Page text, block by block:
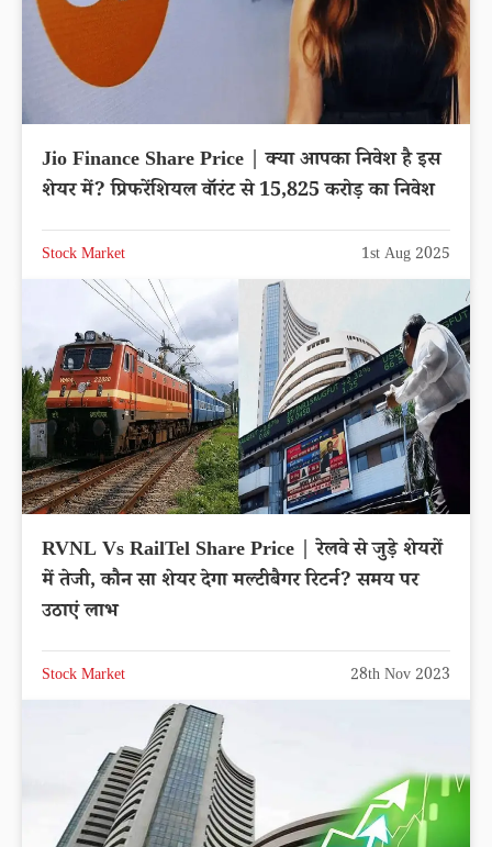
Jio Finance Share Price | क्या आपका निवेश है इस
शेयर में? प्रिफरेंशियल वॉरंट से 15,825 करोड़ का निवेश
Stock Market 1st Aug 2025
RVNL Vs RailTel Share Price | रेलवे से जुड़े शेयरों
में तेजी, कौन सा शेयर देगा मल्टीबैगर रिटर्न? समय पर
उठाएं लाभ
Stock Market 28th Nov 2023